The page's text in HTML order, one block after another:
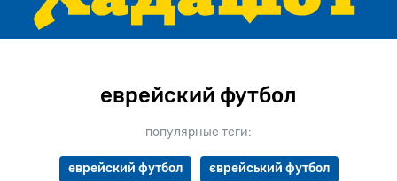
еврейский футбол
популярные теги:
еврейский футбол єврейський футбол